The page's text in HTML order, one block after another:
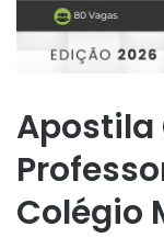
Colégio